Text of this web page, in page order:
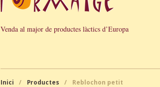
Venda al major de productes làctics d’Europa
Inici / Productes / Reblochon petit